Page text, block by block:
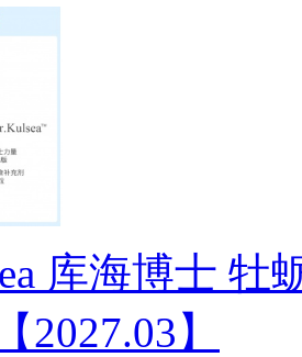
库海博士 牡
2027.03】